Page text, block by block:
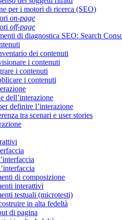
per i motori di ricerca (SEO)
on-page
off-page
di diagnostica SEO: Search
dei contenuti
i contenuti
i contenuti
i contenuti
dell’interazione
definire l’interazione
tra scenari e user stories
di composizione
interattivi
testuali (microtesti)
in alta fedeltà
di pagina